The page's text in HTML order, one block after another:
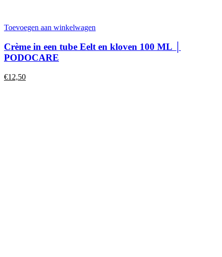
Toevoegen aan winkelwagen
Crème in een tube Eelt en kloven 100 ML │
PODOCARE
€12,50